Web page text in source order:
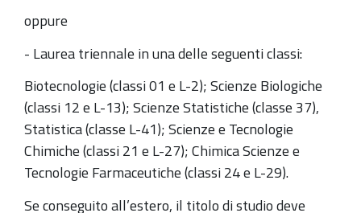
oppure
- Laurea triennale in una delle seguenti classi:
Biotecnologie (classi 01 e L-2); Scienze Biologiche
(classi 12 e L-13); Scienze Statistiche (classe 37),
Statistica (classe L-41); Scienze e Tecnologie
Chimiche (classi 21 e L-27); Chimica Scienze e
Tecnologie Farmaceutiche (classi 24 e L-29).
Se conseguito all’estero, il titolo di studio deve